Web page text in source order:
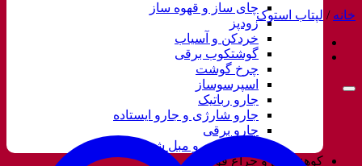
چای ساز و قهوه ساز
زودپز
خردکن و آسیاب
گوشتکوب برقی
چرخ گوشت
اسپرسوساز
جارو رباتیک
جارو شارژی و جارو ایستاده
جارو برقی
فرش شور و مبل شور
کوهنوردی و چراغ قوه
خانه / لپتاب استوک